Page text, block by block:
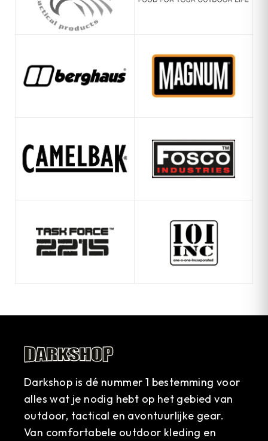
Darkshop is dé nummer 1 bestemming voor
alles wat je nodig hebt op het gebied van
outdoor, tactical en avontuurlijke gear.
Van comfortabele outdoor kleding en